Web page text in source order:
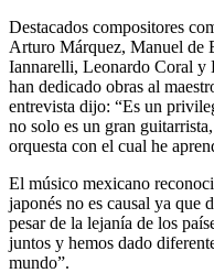
Destacados compositores
Arturo Márquez, Manuel de
Iannarelli, Leonardo Coral y
han dedicado obras al
entrevista dijo: “Es un
no solo es un gran
orquesta con el cual he
El músico mexicano
japonés no es causal ya que
pesar de la lejanía de los
juntos y hemos dado
mundo”.